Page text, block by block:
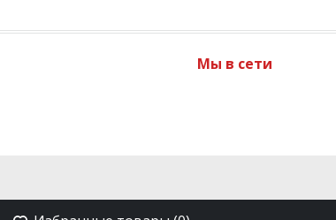
Мы в сети